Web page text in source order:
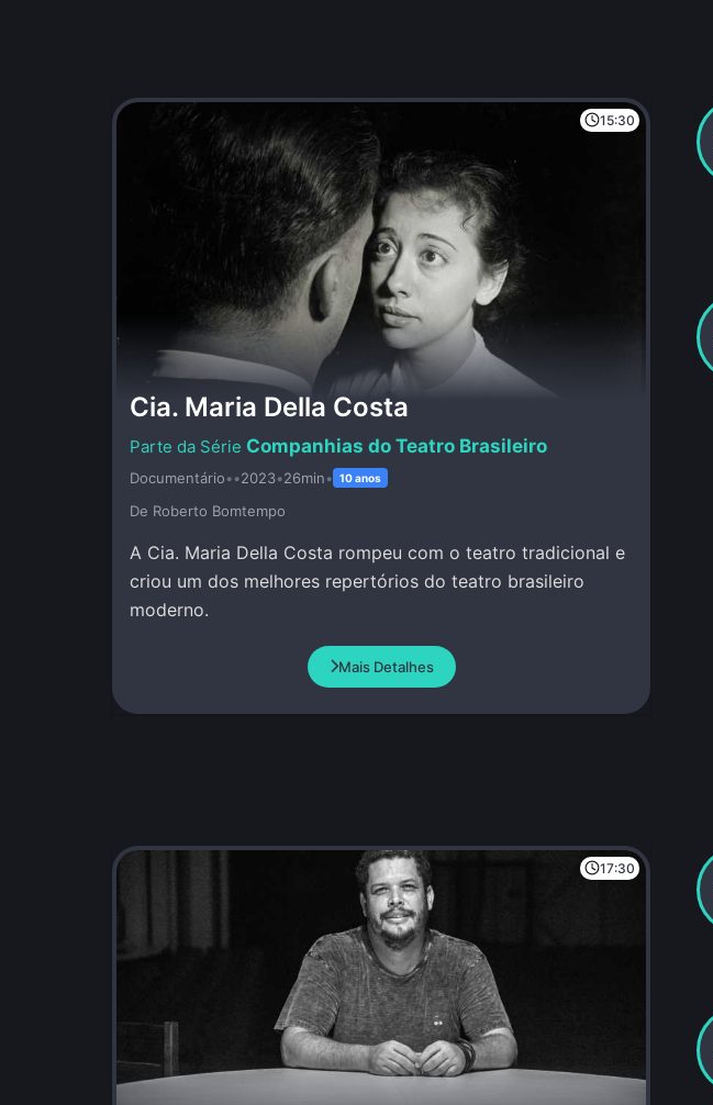
15:30
Cia. Maria Della Costa
Companhias do Teatro Brasileiro
Documentário••2023•26min• 10 anos
De Roberto Bomtempo
A Cia. Maria Della Costa rompeu com o teatro tradicional e
criou um dos melhores repertórios do teatro brasileiro
moderno.
Mais Detalhes
17:30